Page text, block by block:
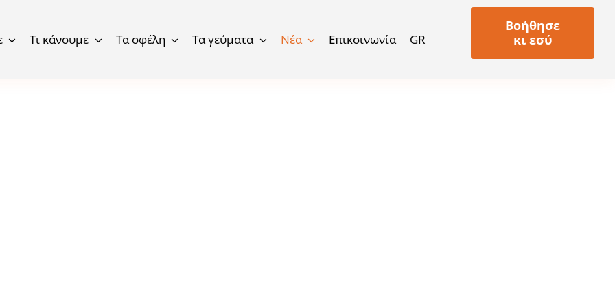
Τι κάνουμε Τα οφέλη Τα γεύματα Νέα Επικοινωνία GR
Βοήθησε
κι εσύ